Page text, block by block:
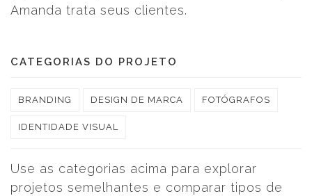
Amanda trata seus clientes.
CATEGORIAS DO PROJETO
BRANDING DESIGN DE MARCA FOTÓGRAFOS
IDENTIDADE VISUAL
Use as categorias acima para explorar
projetos semelhantes e comparar tipos de